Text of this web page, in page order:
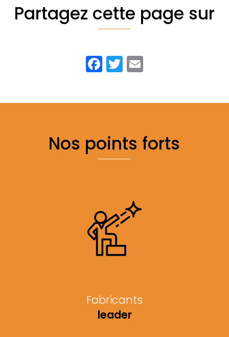
Partagez cette page sur
Facebook
Twitter
Nos points forts
Fabricants
leader